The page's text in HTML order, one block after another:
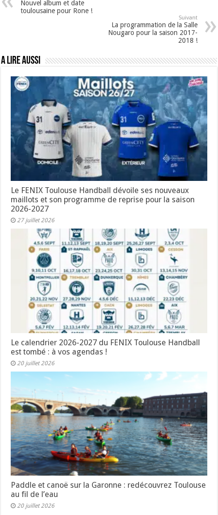
Nouvel album et date
toulousaine pour Rone !
Suivant
La programmation de la Salle
Nougaro pour la saison 2017-
2018 !
A lire aussi
Le FENIX Toulouse Handball dévoile ses nouveaux
maillots et son programme de reprise pour la saison
2026-2027
27 juillet 2026
Le calendrier 2026-2027 du FENIX Toulouse Handball
est tombé : à vos agendas !
20 juillet 2026
Paddle et canoë sur la Garonne : redécouvrez Toulouse
au fil de l’eau
20 juillet 2026